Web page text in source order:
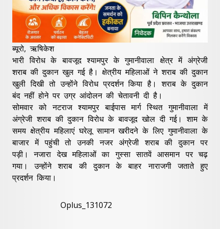
ब्यूरो, ऋषिकेश
भारी विरोध के बावजूद श्यामपुर के गुमानीवाला क्षेत्र में अंग्रेजी
शराब की दुकान खुल गई है। क्षेत्रीय महिलाओं ने शराब की दुकान
खुली दिखी तो उन्होंने विरोध प्रदर्शन किया है। शराब के दुकान
बंद नहीं होने पर उग्र आंदोलन की चेतावनी दी है।
सोमवार को नटराज श्यामपुर बाईपास मार्ग स्थित गुमानीवाला में
अंग्रेजी शराब की दुकान विरोध के बावजूद खोल दी गई। शाम के
समय क्षेत्रीय महिलाएं घरेलू सामान खरीदने के लिए गुमानीवाला के
बाजार में पहुंची तो उनकी नजर अंग्रेजी शराब की दुकान पर
पड़ी। नजारा देख महिलाओं का गुस्सा सातवें आसमान पर चढ़
गया। उन्होंने शराब की दुकान के बाहर नाराजगी जताते हुए
प्रदर्शन किया।
Oplus_131072